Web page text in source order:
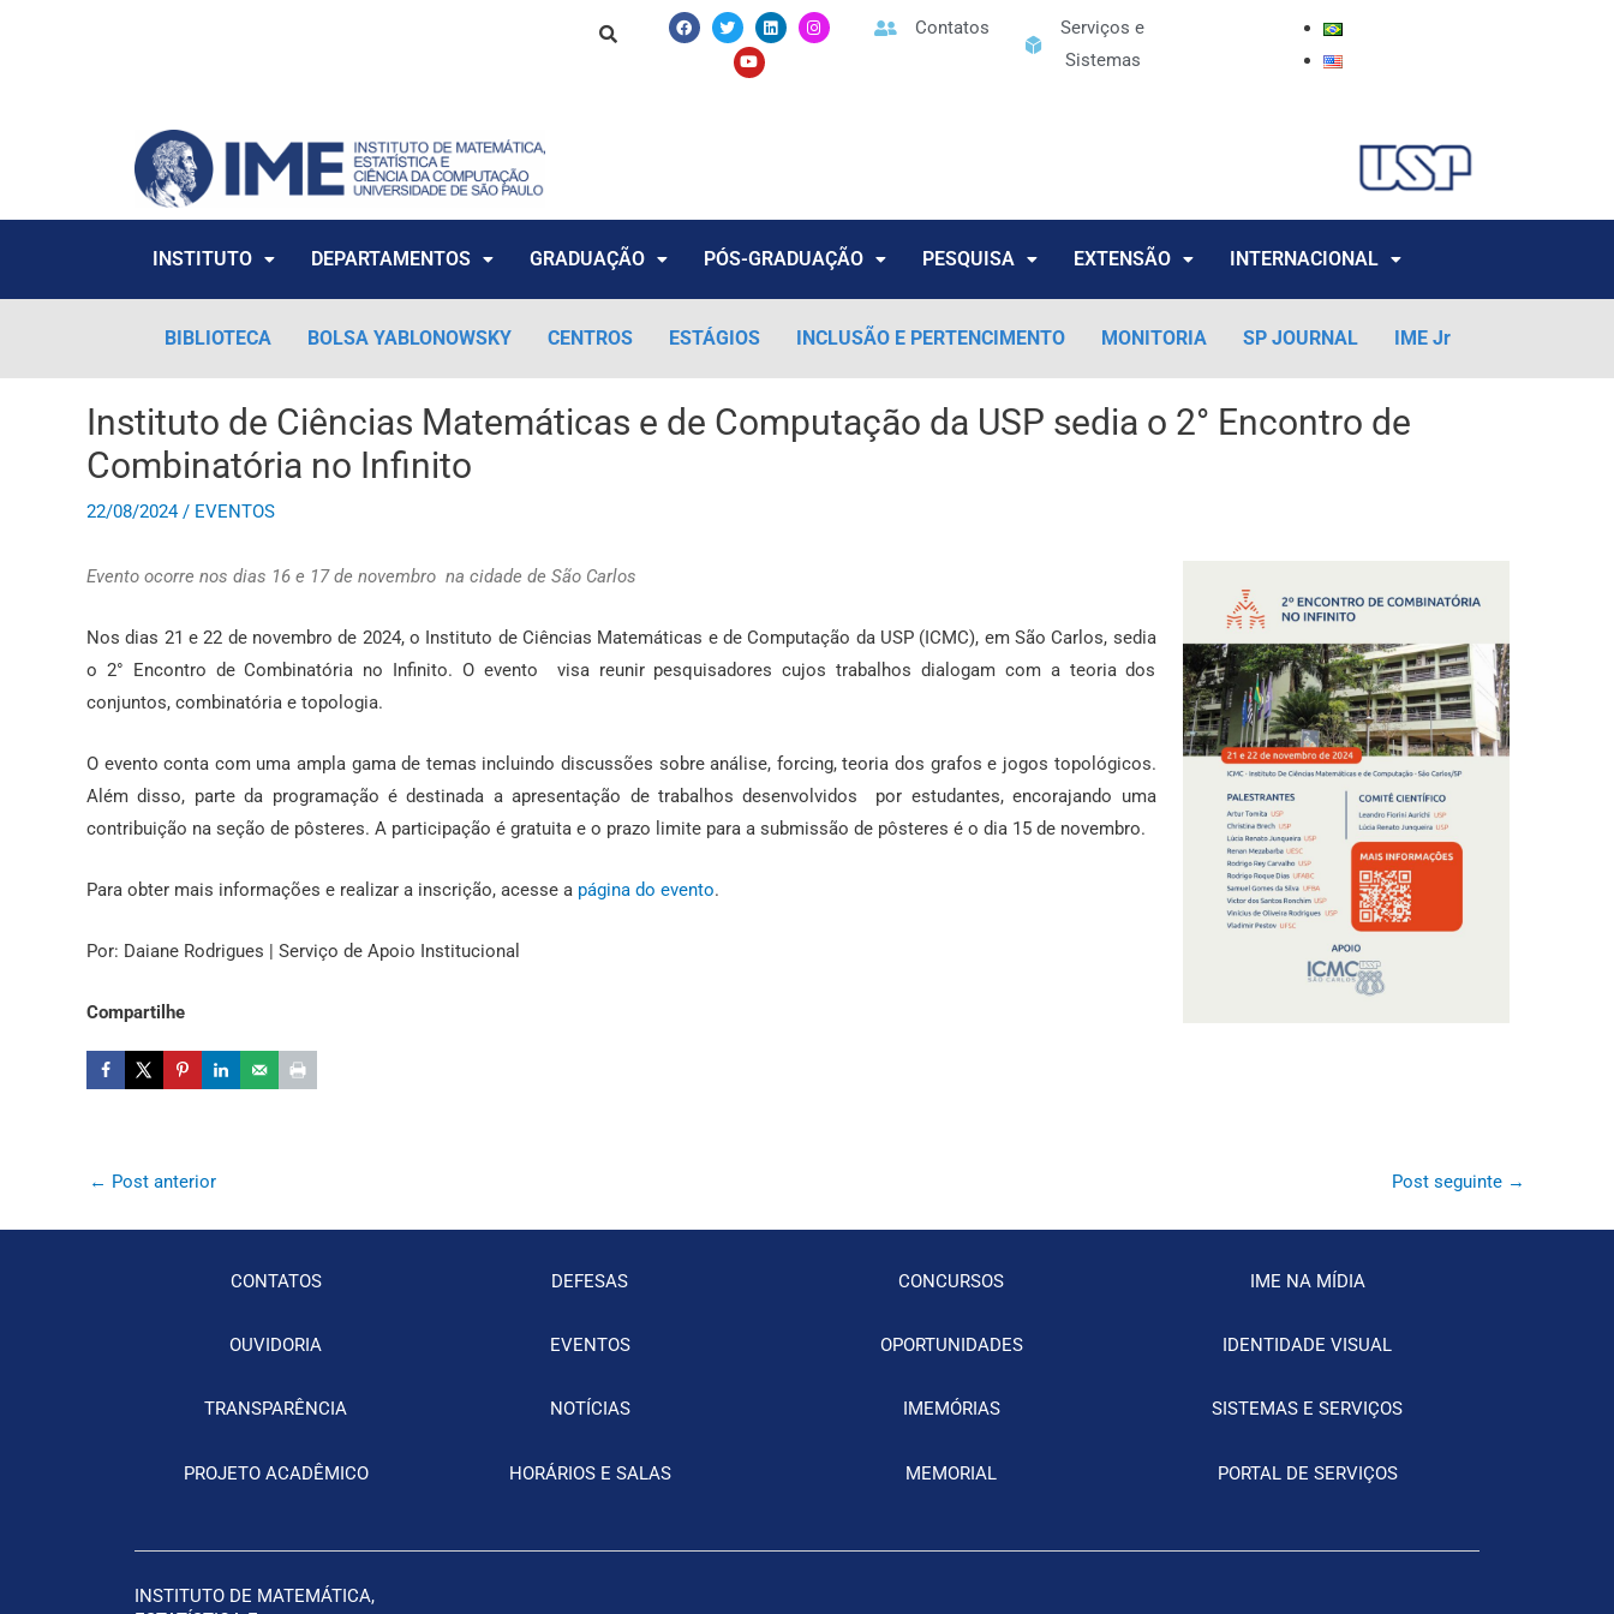
F
a
T
w
L
i
I
n
Y
o
u
t
u
Contatos
Serviços e
Sistemas
INSTITUTO DEPARTAMENTOS GRADUAÇÃO PÓS-GRADUAÇÃO PESQUISA EXTENSÃO INTERNACIONAL
BIBLIOTECA BOLSA YABLONOWSKY CENTROS ESTÁGIOS INCLUSÃO E PERTENCIMENTO MONITORIA SP JOURNAL IME Jr
Instituto de Ciências Matemáticas e de Computação da USP sedia o 2° Encontro de
Combinatória no Infinito
22/08/2024/ EVENTOS
Evento ocorre nos dias 16 e 17 de novembro na cidade de São Carlos
Nos dias 21 e 22 de novembro de 2024, o Instituto de Ciências Matemáticas e de Computação da USP (ICMC), em São Carlos, sedia
o 2° Encontro de Combinatória no Infinito. O evento visa reunir pesquisadores cujos trabalhos dialogam com a teoria dos
conjuntos, combinatória e topologia.
O evento conta com uma ampla gama de temas incluindo discussões sobre análise, forcing, teoria dos grafos e jogos topológicos.
Além disso, parte da programação é destinada a apresentação de trabalhos desenvolvidos por estudantes, encorajando uma
contribuição na seção de pôsteres. A participação é gratuita e o prazo limite para a submissão de pôsteres é o dia 15 de novembro.
Para obter mais informações e realizar a inscrição, acesse a página do evento.
Por: Daiane Rodrigues | Serviço de Apoio Institucional
Compartilhe
← Post anterior Post seguinte →
CONTATOS
OUVIDORIA
TRANSPARÊNCIA
PROJETO ACADÊMICO
DEFESAS
EVENTOS
NOTÍCIAS
HORÁRIOS E SALAS
CONCURSOS
OPORTUNIDADES
IMEMÓRIAS
MEMORIAL
IME NA MÍDIA
IDENTIDADE VISUAL
SISTEMAS E SERVIÇOS
PORTAL DE SERVIÇOS
INSTITUTO DE MATEMÁTICA,